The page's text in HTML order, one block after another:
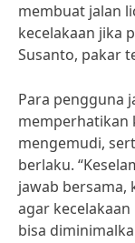
membuat jalan
kecelakaan jika
Susanto, pakar
Para pengguna
memperhatikan
mengemudi,
berlaku.
jawab bersama,
agar kecelakaan
bisa